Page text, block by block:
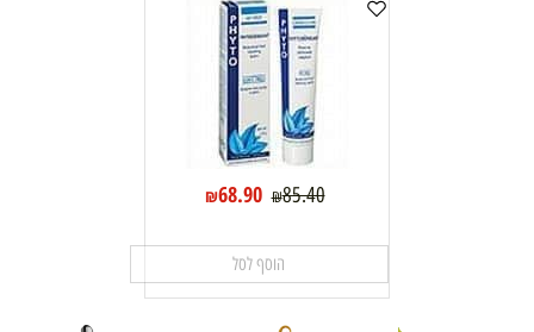
₪85.40
₪68.90
הוסף לסל